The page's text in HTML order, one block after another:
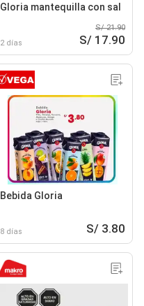
Gloria mantequilla con sal
2 días
S/ 21.90
S/ 17.90
Bebida Gloria
8 días S/ 3.80